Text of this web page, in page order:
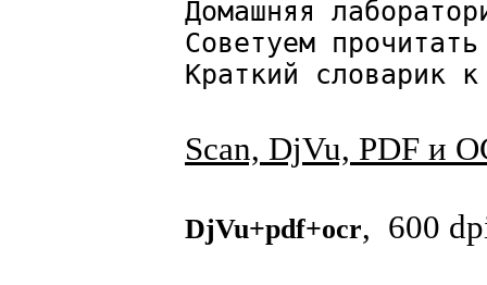
Домашняя
Советуем
Краткий словарик
Scan, DjVu, PDF и
DjVu+pdf+ocr, 600